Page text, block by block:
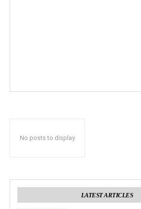
No posts to display
LATEST ARTICLES